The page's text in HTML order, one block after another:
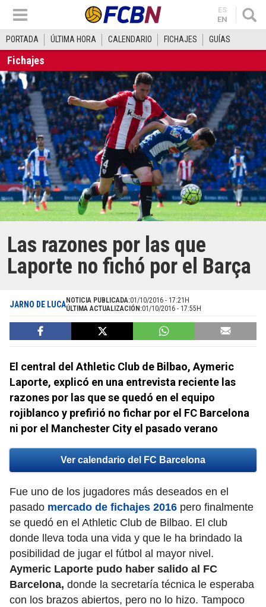
ES
EN
PORTADA ÚLTIMA HORA CALENDARIO FICHAJES GUÍAS
Fichajes
Las razones por las que
Laporte no fichó por el Barça
JARNO DE LUCANOTICIA PUBLICADA:01/10/2016 - 17:21H
ÚLTIMA ACTUALIZACIÓN:01/10/2016 - 17:55H
El central del Athletic Club de Bilbao, Aymeric
Laporte, explicó en una entrevista reciente las
razones por las que se quedó en el equipo
rojiblanco y prefirió no fichar por el FC Barcelona
ni por el Manchester City el pasado verano
Ver calendario del FC Barcelona
Fue uno de los jugadores más deseados en el
pasado mercado de fichajes 2016 pero finalmente
se quedó en el Athletic Club de Bilbao. El club
donde lleva toda una vida y que le ha brindado la
posibilidad de jugar el fútbol al mayor nivel.
Aymeric Laporte pudo haber salido al FC
Barcelona, donde la secretaría técnica le esperaba
con los brazos abiertos, pero no lo hizo. Tampoco